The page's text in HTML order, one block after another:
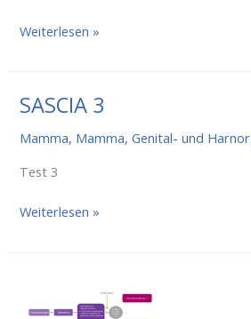
SASCIA
Weiterlesen »
SASCIA 3
Mamma, Mamma, Genital- und
Test 3
SASCIA
Weiterlesen »